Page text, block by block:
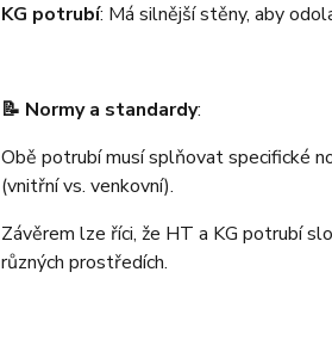
KG potrubí: Má silnější stěny, aby
📝 Normy a standardy:
Obě potrubí musí splňovat specifické
(vnitřní vs. venkovní).
Závěrem lze říci, že HT a KG potrubí
různých prostředích.